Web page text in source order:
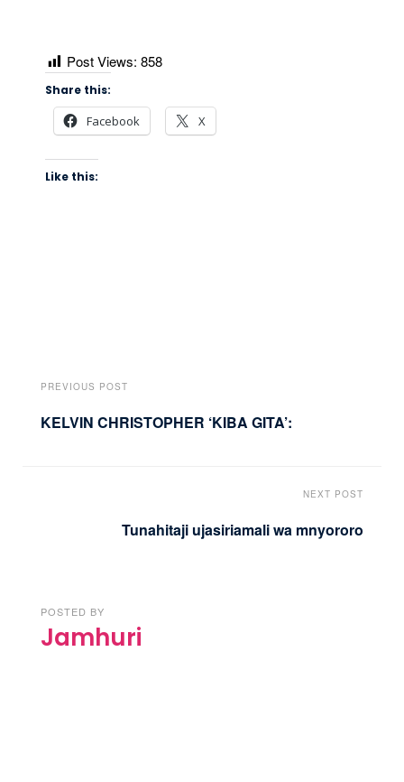
Post Views: 858
Share this:
Facebook X
Like this:
PREVIOUS POST
KELVIN CHRISTOPHER ‘KIBA GITA’:
NEXT POST
Tunahitaji ujasiriamali wa mnyororo
POSTED BY
Jamhuri